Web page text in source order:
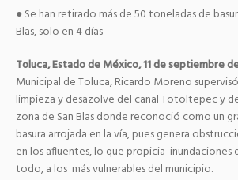
● Se han retirado más de 50 toneladas de
Blas, solo en 4 días
Toluca, Estado de México, 11 de septiembre
Municipal de Toluca, Ricardo Moreno
limpieza y desazolve del canal Totoltepec y
zona de San Blas donde reconoció como un
basura arrojada en la vía, pues genera
en los afluentes, lo que propicia inundaciones
todo, a los más vulnerables del municipio.